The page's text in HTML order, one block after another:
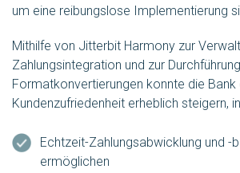
um eine reibungslose Implementierung
Mithilfe von Jitterbit Harmony zur
Zahlungsintegration und zur
Formatkonvertierungen konnte die Bank
Kundenzufriedenheit erheblich steigern,
Echtzeit-Zahlungsabwicklung und -
ermöglichen